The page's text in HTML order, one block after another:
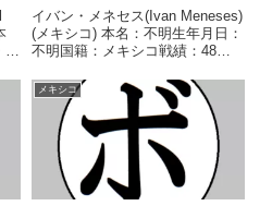
イバン・メネセス(Ivan Meneses)
(メキシコ) 本名：不明生年月日：
不明国籍：メキシコ戦績：48戦
トル】WBC中央アメリカミニマ
ム級王座WBOラテンアメリカミ
ニマム級王座WBCスペイン語圏
ラ...
メキシコ